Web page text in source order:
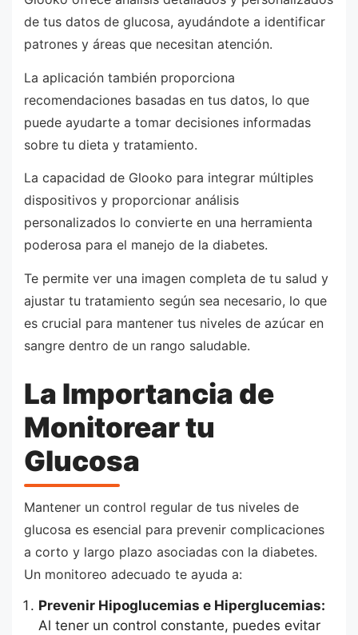
de tus datos de glucosa, ayudándote a identificar
patrones y áreas que necesitan atención.
La aplicación también proporciona
recomendaciones basadas en tus datos, lo que
puede ayudarte a tomar decisiones informadas
sobre tu dieta y tratamiento.
La capacidad de Glooko para integrar múltiples
dispositivos y proporcionar análisis
personalizados lo convierte en una herramienta
poderosa para el manejo de la diabetes.
Te permite ver una imagen completa de tu salud y
ajustar tu tratamiento según sea necesario, lo que
es crucial para mantener tus niveles de azúcar en
sangre dentro de un rango saludable.
La Importancia de
Monitorear tu
Glucosa
Mantener un control regular de tus niveles de
glucosa es esencial para prevenir complicaciones
a corto y largo plazo asociadas con la diabetes.
Un monitoreo adecuado te ayuda a:
Prevenir Hipoglucemias e Hiperglucemias:
Al tener un control constante, puedes evitar